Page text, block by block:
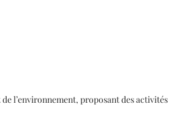
l’environnement, proposant des activités